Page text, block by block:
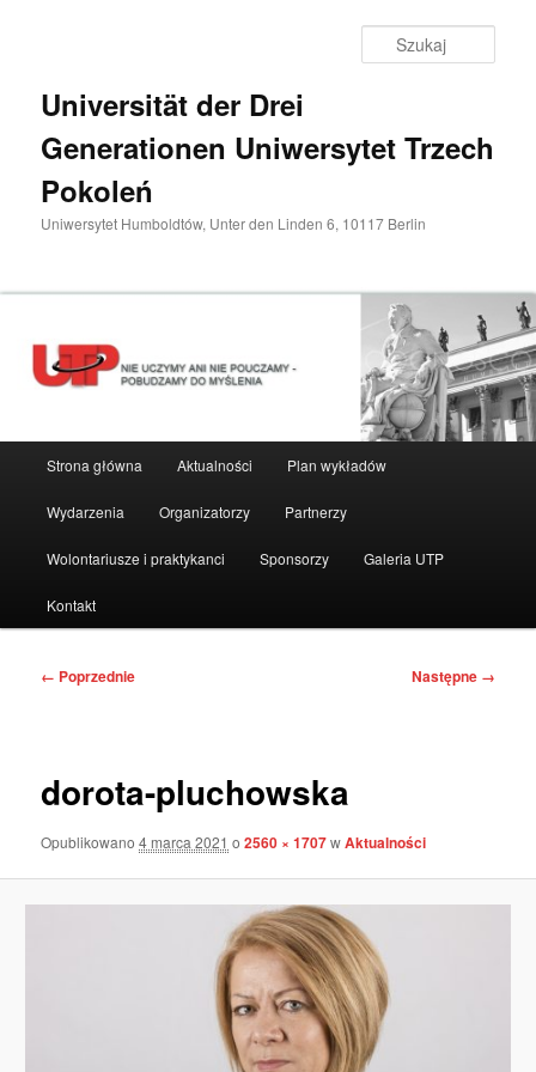
Universität der Drei
Generationen Uniwersytet Trzech
Pokoleń
Uniwersytet Humboldtów, Unter den Linden 6, 10117 Berlin
Strona główna Aktualności Plan wykładów
Wydarzenia Organizatorzy Partnerzy
Wolontariusze i praktykanci Sponsorzy Galeria UTP
Kontakt
Nawigacja
← Poprzednie Następne →
dorota-pluchowska
Opublikowano4 marca 2021 o2560 × 1707wAktualności